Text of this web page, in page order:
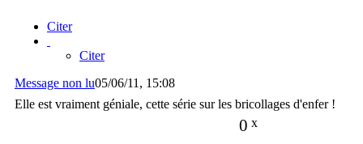
Citer
Citer
Message non lu05/06/11, 15:08
Elle est vraiment géniale, cette série sur les bricollages d'enfer !
0 x